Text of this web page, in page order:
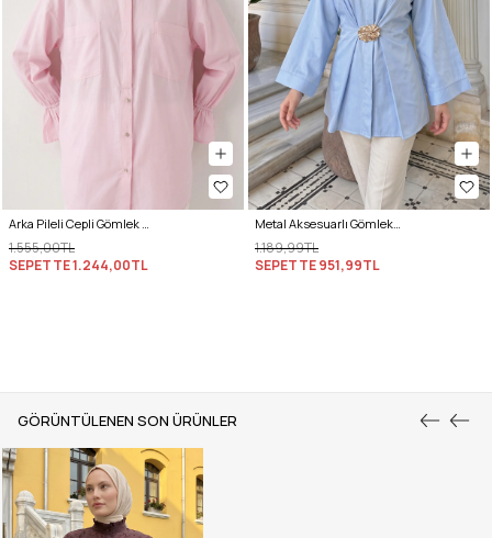
1.555,00TL
SEPETTE1.244,00TL
1.189,99TL
SEPETTE951,99TL
GÖRÜNTÜLENEN SON ÜRÜNLER